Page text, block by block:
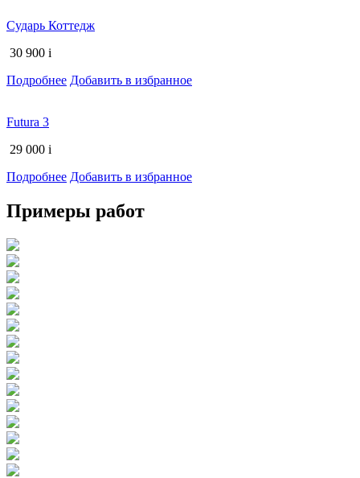
Сударь Коттедж
30 900 i
Подробнее Добавить в избранное
Futura 3
29 000 i
Подробнее Добавить в избранное
Примеры работ